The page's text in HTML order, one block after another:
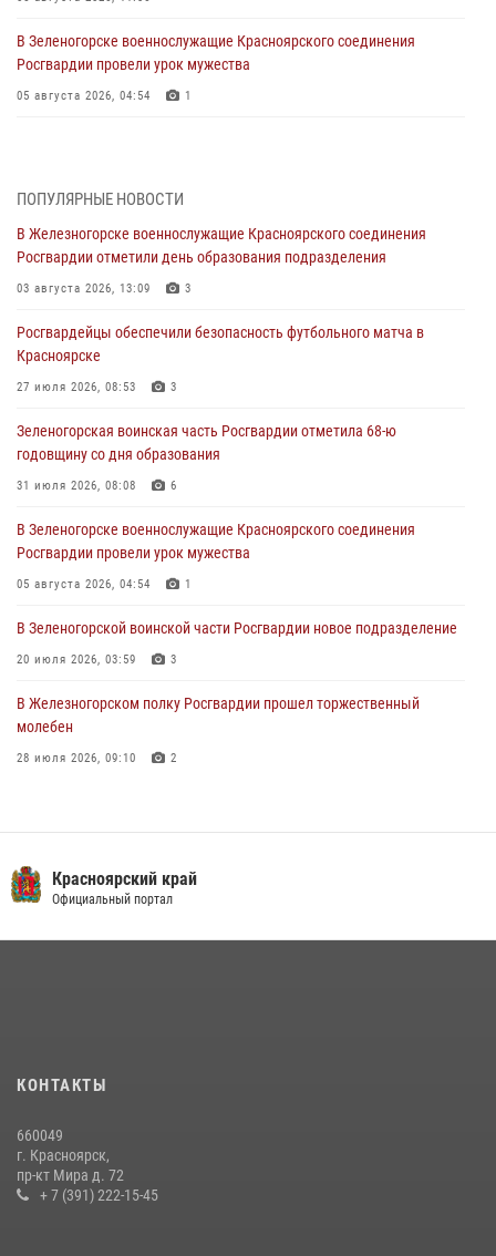
В Зеленогорске военнослужащие Красноярского соединения
Росгвардии провели урок мужества
05 августа 2026, 04:54 1
05 августа 2026, 04:52 1
В Красноярске сотрудники вневедомственной охраны Росгвардии
задержали подозреваемого в серии краж из гипермаркета
04 августа 2026, 09:57
Сотрудники Росгвардии обеспечили общественный порядок во
время проведения экстремального заплыва в Дудинке
04 августа 2026, 08:36
В Красноярске сотрудники Росгвардии задержали подозреваемого
в серии краж из супермаркета
04 августа 2026, 06:50
Военнослужащие Красноярского соединения Росгвардии
познакомили отдыхающих детей с тонкостями РХБ защиты
03 августа 2026, 13:12 2
ПОПУЛЯРНЫЕ НОВОСТИ
В Железногорске военнослужащие Красноярского соединения
Росгвардии отметили день образования подразделения
03 августа 2026, 13:09 3
Росгвардейцы обеспечили безопасность футбольного матча в
Красноярске
27 июля 2026, 08:53 3
Зеленогорская воинская часть Росгвардии отметила 68-ю
годовщину со дня образования
31 июля 2026, 08:08 6
В Зеленогорске военнослужащие Красноярского соединения
Росгвардии провели урок мужества
05 августа 2026, 04:54 1
В Зеленогорской воинской части Росгвардии новое подразделение
20 июля 2026, 03:59 3
В Железногорском полку Росгвардии прошел торжественный
молебен
28 июля 2026, 09:10 2
10 июля 2026, 06:18 4
Военнослужащие Росгвардии железногорской воинской части
Росгвардии получили штатное вооружение
10 июля 2026, 06:21
празднования 70-летия города
21 июля 2026, 01:41
Красноярский край
Официальный портал
КОНТАКТЫ
660049
г. Красноярск,
пр-кт Мира д. 72
+ 7 (391) 222-15-45